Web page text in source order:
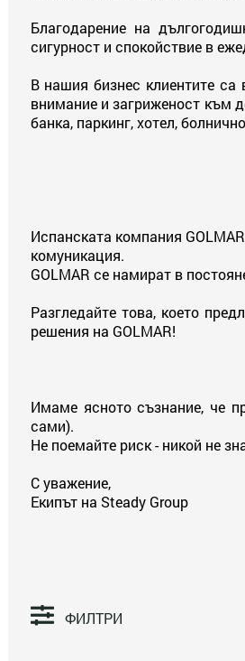
Благодарение на
сигурност и спокойствие в
В нашия бизнес клиентите
внимание и загриженост към
банка, паркинг, хотел,
Испанската компания
комуникация.
GOLMAR се намират в
Разгледайте това, което
решения на GOLMAR!
Имаме ясното съзнание, че
сами).
Не поемайте риск - никой не
С уважение,
Екипът на Steady Group
ФИЛТРИ